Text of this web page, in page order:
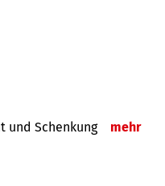
und Schenkung mehr